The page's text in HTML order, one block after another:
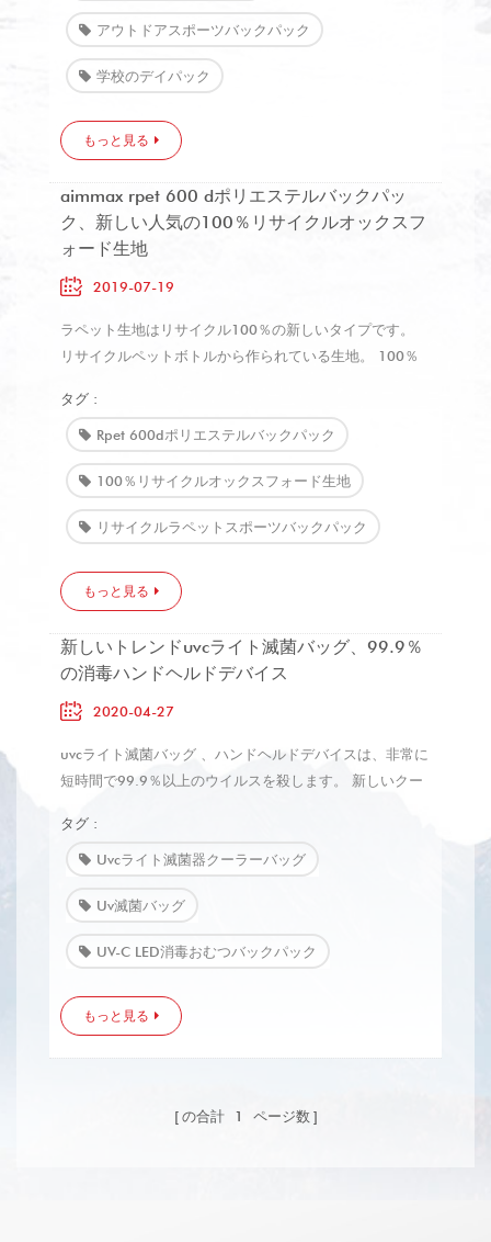
よくbsciを渡します。 私達が作り出したすべての種類の
革以外のバックパック、ラップトップバッグ、おむつバッ
グ、ダッフル/スポーツ/ジムバッグ、ソフトトロリーバッ
グ、ツールバッグ、トートバッグ、化粧バッグ、トイレッ
ヶ月あたりの50,000pcsバックパック 1ヶ月あたりの
500,000pcs昇進袋 私達は顧客および長期ビジネスで好評
を得るように努力します。 私たちの技術的専門知識と国
際的な管理基準を通して、私たちの顧客は...
アウトドアスポーツバックパック
学校のデイパック
もっと見る
aimmax rpet 600 dポリエステルバックパッ
ク、新しい人気の100％リサイクルオックスフ
ォード生地
2019-07-19
ラペット生地はリサイクル100％の新しいタイプです。
リサイクルペットボトルから作られている生地。 100％
撥水剤のよい特徴が付いているテント、袋および荷物で広
く利用されています 、 難燃性、引裂き抵抗性および収縮
抵抗性。
タグ :
Rpet 600dポリエステルバックパック
100％リサイクルオックスフォード生地
リサイクルラペットスポーツバックパック
もっと見る
新しいトレンドuvcライト滅菌バッグ、99.9％
の消毒ハンドヘルドデバイス
2020-04-27
uvcライト滅菌バッグ 、ハンドヘルドデバイスは、非常に
短時間で99.9％以上のウイルスを殺します。 新しいクー
ッグだけでなく、UV殺菌機能を備えたバッグです。この
ハンドヘルドデバイスは、 車、オフィス、自宅、屋外 わ
きます。 ほとんどすべての人の心にコンロナウイルスが
あり、 LED紫外線消毒バッグを使用して、有害な細菌、
細菌、ウイルスから家族を守るのに役立ちます。 テキス
ものを最大99.9％取り除く光でアイテムを濡らします 医
機器、化粧ブラシやその他の...
タグ :
Uvcライト滅菌器クーラーバッグ
Uv滅菌バッグ
UV-C LED消毒おむつバックパック
もっと見る
の合計 1 ページ数